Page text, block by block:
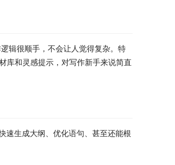
辑很顺手，不会让人觉得复杂。特
库和灵感提示，对写作新手来说简直
速生成大纲、优化语句、甚至还能根